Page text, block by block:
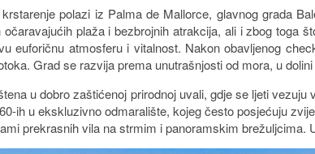
polazi iz Palma de Mallorce, glavnog grada
očaravajućih plaža i bezbrojnih atrakcija, ali i zbog toga
euforičnu atmosferu i vitalnost. Nakon obavljenog
Grad se razvija prema unutrašnjosti od mora, u
u dobro zaštićenoj prirodnoj uvali, gdje se ljeti
ih u ekskluzivno odmaralište, kojeg često posjećuju
prekrasnih vila na strmim i panoramskim